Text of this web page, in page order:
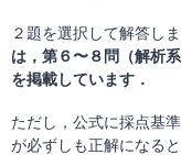
２題を選択して解答しま
は，第６〜８問（解析
を掲載しています．
ただし，公式に採点基
が必ずしも正解になる